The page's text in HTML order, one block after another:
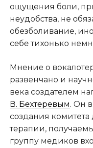
ощущения боли,
неудобства, не
обезболивание,
себе тихонько
Мнение о
развенчано и
века создателем
В. Бехтеревым. Он
создания
терапии,
группу медиков